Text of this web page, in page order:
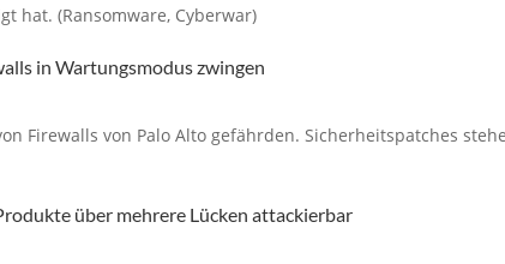
hat. (Ransomware, Cyberwar)
in Wartungsmodus zwingen
Firewalls von Palo Alto gefährden. Sicherheitspatches
über mehrere Lücken attackierbar